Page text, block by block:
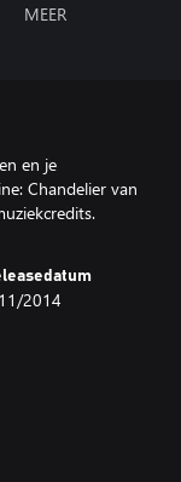
MEER
en je
Chandelier van
2014